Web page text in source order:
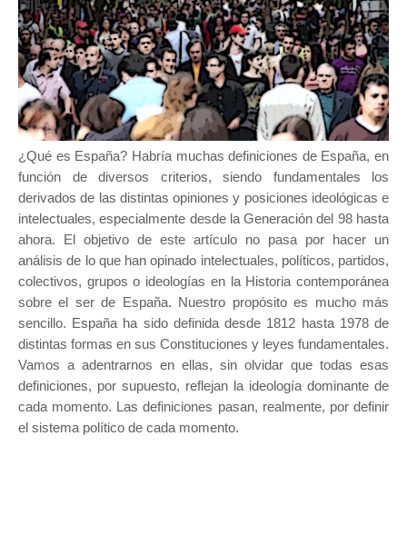
¿Qué es España? Habría muchas definiciones de España, en
función de diversos criterios, siendo fundamentales los
derivados de las distintas opiniones y posiciones ideológicas e
intelectuales, especialmente desde la Generación del 98 hasta
ahora. El objetivo de este artículo no pasa por hacer un
análisis de lo que han opinado intelectuales, políticos, partidos,
colectivos, grupos o ideologías en la Historia contemporánea
sobre el ser de España. Nuestro propósito es mucho más
sencillo. España ha sido definida desde 1812 hasta 1978 de
distintas formas en sus Constituciones y leyes fundamentales.
Vamos a adentrarnos en ellas, sin olvidar que todas esas
definiciones, por supuesto, reflejan la ideología dominante de
cada momento. Las definiciones pasan, realmente, por definir
el sistema político de cada momento.